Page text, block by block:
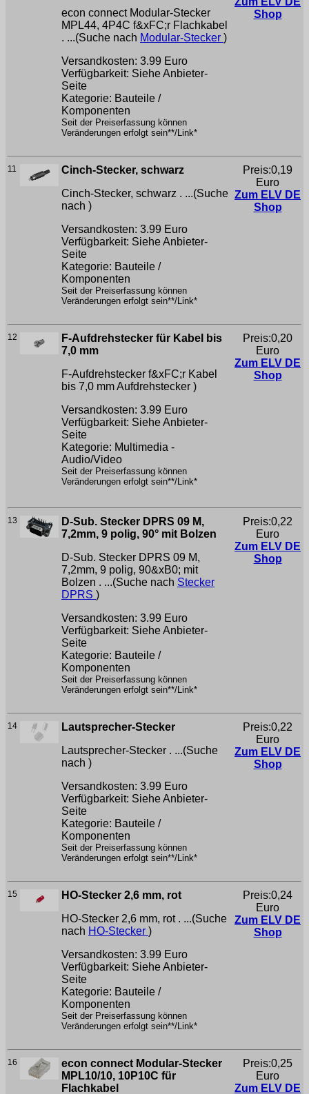
econ connect Modular-Stecker
MPL44, 4P4C f&xFC;r Flachkabel
. ...(Suche nach Modular-Stecker )
Versandkosten: 3.99 Euro
Verfügbarkeit: Siehe Anbieter-
Seite
Kategorie: Bauteile /
Komponenten
Seit der Preiserfassung können
Veränderungen erfolgt sein**/Link*
Shop
11
Cinch-Stecker, schwarz
Cinch-Stecker, schwarz . ...(Suche
nach )
Versandkosten: 3.99 Euro
Verfügbarkeit: Siehe Anbieter-
Seite
Kategorie: Bauteile /
Komponenten
Seit der Preiserfassung können
Veränderungen erfolgt sein**/Link*
Preis:0,19
Euro
Zum ELV DE
Shop
12
F-Aufdrehstecker für Kabel bis
7,0 mm
F-Aufdrehstecker f&xFC;r Kabel
bis 7,0 mmAufdrehstecker )
Versandkosten: 3.99 Euro
Verfügbarkeit: Siehe Anbieter-
Seite
Kategorie: Multimedia -
Audio/Video
Seit der Preiserfassung können
Veränderungen erfolgt sein**/Link*
Preis:0,20
Euro
Zum ELV DE
Shop
13
D-Sub. Stecker DPRS 09 M,
7,2mm, 9 polig, 90° mit Bolzen
D-Sub. Stecker DPRS 09 M,
7,2mm, 9 polig, 90&xB0; mit
Bolzen . ...(Suche nach Stecker
DPRS )
Versandkosten: 3.99 Euro
Verfügbarkeit: Siehe Anbieter-
Seite
Kategorie: Bauteile /
Komponenten
Seit der Preiserfassung können
Veränderungen erfolgt sein**/Link*
Preis:0,22
Euro
Zum ELV DE
Shop
14
Lautsprecher-Stecker
Lautsprecher-Stecker . ...(Suche
nach )
Versandkosten: 3.99 Euro
Verfügbarkeit: Siehe Anbieter-
Seite
Kategorie: Bauteile /
Komponenten
Seit der Preiserfassung können
Veränderungen erfolgt sein**/Link*
Preis:0,22
Euro
Zum ELV DE
Shop
15
HO-Stecker 2,6 mm, rot
HO-Stecker 2,6 mm, rot . ...(Suche
nach HO-Stecker )
Versandkosten: 3.99 Euro
Verfügbarkeit: Siehe Anbieter-
Seite
Kategorie: Bauteile /
Komponenten
Seit der Preiserfassung können
Veränderungen erfolgt sein**/Link*
Preis:0,24
Euro
Zum ELV DE
Shop
16
econ connect Modular-Stecker
MPL10/10, 10P10C für
Flachkabel
Preis:0,25
Euro
Zum ELV DE